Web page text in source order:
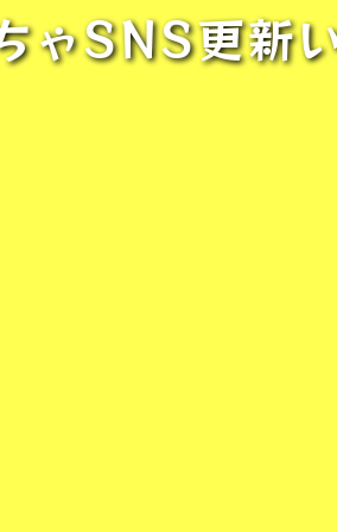
ゃSNS更新